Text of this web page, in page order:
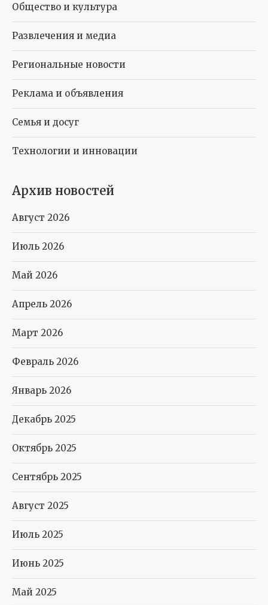
Общество и культура
Развлечения и медиа
Региональные новости
Реклама и объявления
Семья и досуг
Технологии и инновации
Архив новостей
Август 2026
Июль 2026
Май 2026
Апрель 2026
Март 2026
Февраль 2026
Январь 2026
Декабрь 2025
Октябрь 2025
Сентябрь 2025
Август 2025
Июль 2025
Июнь 2025
Май 2025